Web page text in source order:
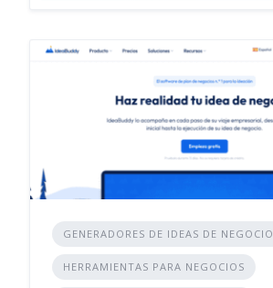
GENERADORES DE IDEAS DE NEGOCIO
HERRAMIENTAS PARA NEGOCIOS